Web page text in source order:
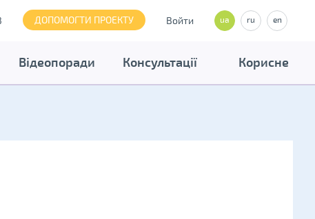
ДОПОМОГТИ ПРОЕКТУ Войти ua ru en
Відеопоради Консультації Корисне